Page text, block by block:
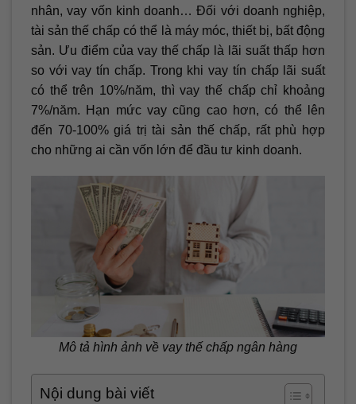
nhân, vay vốn kinh doanh… Đối với doanh nghiệp,
tài sản thế chấp có thể là máy móc, thiết bị, bất động
sản. Ưu điểm của vay thế chấp là lãi suất thấp hơn
so với vay tín chấp. Trong khi vay tín chấp lãi suất
có thể trên 10%/năm, thì vay thế chấp chỉ khoảng
7%/năm. Hạn mức vay cũng cao hơn, có thể lên
đến 70-100% giá trị tài sản thế chấp, rất phù hợp
cho những ai cần vốn lớn để đầu tư kinh doanh.
Mô tả hình ảnh về vay thế chấp ngân hàng
Nội dung bài viết